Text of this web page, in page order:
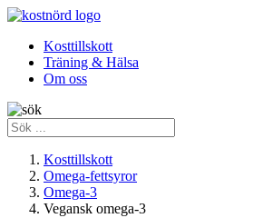
Kosttillskott
Träning & Hälsa
Om oss
Kosttillskott
Omega-fettsyror
Omega-3
Vegansk omega-3